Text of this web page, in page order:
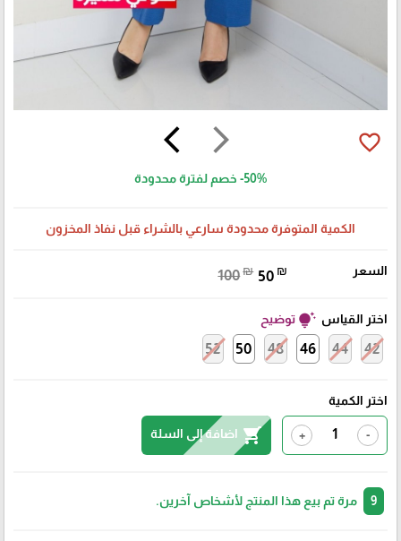
arrow_forward_ios
arrow_back_ios favorite_border
-50% خصم لفترة محدودة
الكمية المتوفرة محدودة سارعي بالشراء قبل نفاذ المخزون
السعر 100₪ 50 ₪
اختر القياس tips_and_updates توضيح
42
44
46
48
50
52
اختر الكمية
-
+
shopping_cart اضافة إلى السلة
مرة تم بيع هذا المنتج لأشخاص آخرين.